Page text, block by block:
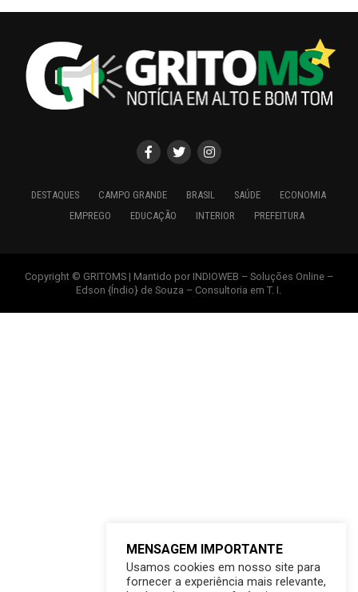
DESTAQUES CAMPO GRANDE BRASIL SAÚDE
ECONOMIA
EMPREGO
EDUCAÇÃO INTERIOR PREFEITURA
Copyright © GRITOMS | Mantido por INDIOWEB – Soluções Online –
Edson {Índio} de Souza – Consultoria em T. I.
MENSAGEM IMPORTANTE
Usamos cookies em nosso site para
fornecer a experiência mais relevante,